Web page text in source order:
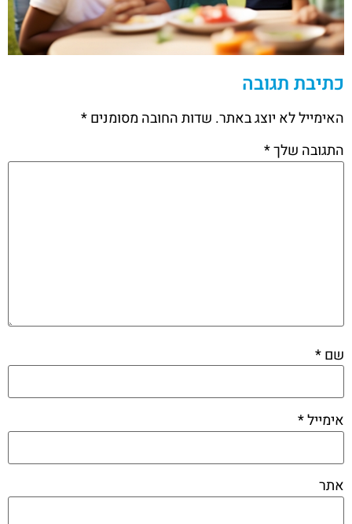
כתיבת תגובה
האימייל לא יוצג באתר. שדות החובה מסומנים*
התגובה שלך*
שם*
אימייל*
אתר